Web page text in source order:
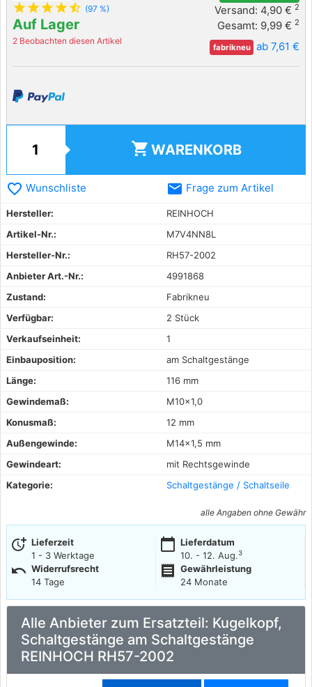
star star star star star_half (97 %)
Auf Lager
2 Beobachten diesen Artikel
Versand: 4,90 € 2
Gesamt: 9,99 € 2
fabrikneu ab 7,61 €
shopping_cart WARENKORB
favorite_border Wunschliste email Frage zum Artikel
Hersteller:
REINHOCH
Artikel-Nr.:
M7V4NN8L
Hersteller-Nr.:
RH57-2002
Anbieter Art.-Nr.:
4991868
Zustand:
Fabrikneu
Verfügbar:
2 Stück
Verkaufseinheit:
1
Einbauposition:
am Schaltgestänge
Länge:
116 mm
Gewindemaß:
M10x1,0
Konusmaß:
12 mm
Außengewinde:
M14x1,5 mm
Gewindeart:
mit Rechtsgewinde
Kategorie:
Schaltgestänge / Schaltseile
alle Angaben ohne Gewähr
more_time Lieferzeit
1 - 3 Werktage
calendar_today Lieferdatum
10. - 12. Aug.3
undo Widerrufsrecht
14 Tage
receipt
Gewährleistung
24 Monate
Alle Anbieter zum Ersatzteil: Kugelkopf,
Schaltgestänge am Schaltgestänge
REINHOCH RH57-2002